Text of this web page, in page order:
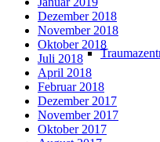
Dezember 2018
November 2018
Oktober 2018
Juli 2018
April 2018
Februar 2018
Dezember 2017
November 2017
Oktober 2017